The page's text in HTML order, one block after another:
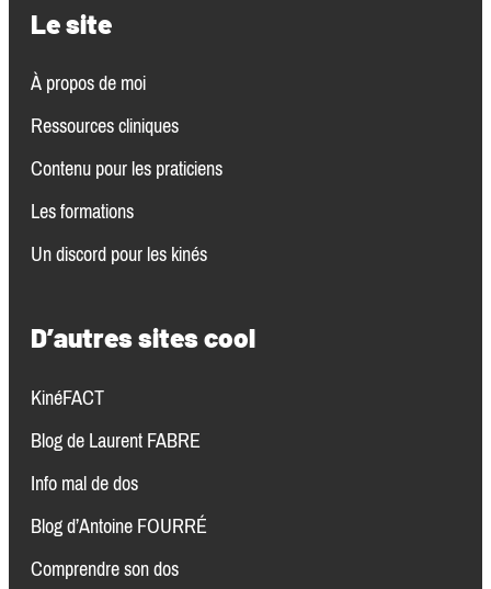
Le site
À propos de moi
Ressources cliniques
Contenu pour les praticiens
Les formations
Un discord pour les kinés
D’autres sites cool
KinéFACT
Blog de Laurent FABRE
Info mal de dos
Blog d’Antoine FOURRÉ
Comprendre son dos